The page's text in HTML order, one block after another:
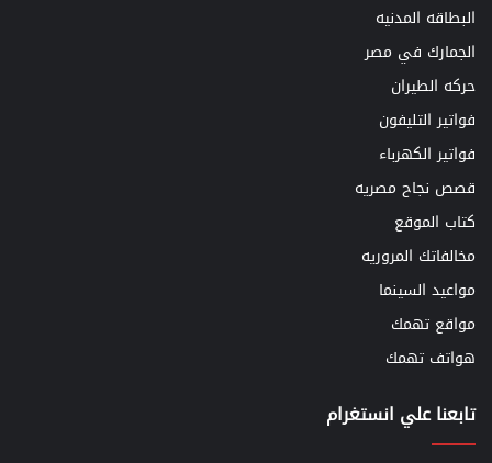
البطاقه المدنيه
الجمارك في مصر
حركه الطيران
فواتير التليفون
فواتير الكهرباء
قصص نجاح مصريه
كتاب الموقع
مخالفاتك المروريه
مواعيد السينما
مواقع تهمك
هواتف تهمك
تابعنا علي انستغرام